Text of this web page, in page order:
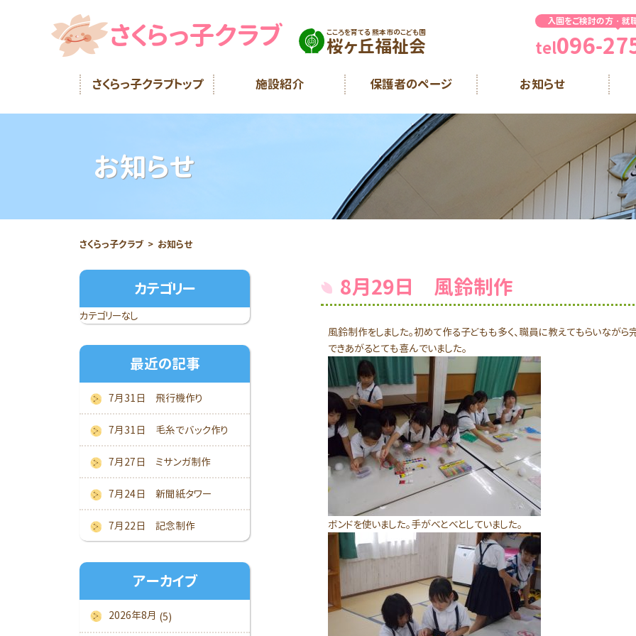
さくらっ子クラブ こころを育てる 熊本市のこども園
桜ヶ丘福祉会
入園をご検討の方・就
tel096-
さくらっ子クラブトップ 施設紹介 保護者のページ お知らせ
お知らせ
さくらっ子クラブ お知らせ
8月29日 風鈴制作
風鈴制作をしました。初めて作る子どもも多く、職員に教えてもらいながら
できあがるとても喜んでいました。
ボンドを使いました。手がべとべとしていました。
カテゴリー
カテゴリーなし
最近の記事
7月31日 飛行機作り
7月31日 毛糸でバック作り
7月27日 ミサンガ制作
7月24日 新聞紙タワー
7月22日 記念制作
アーカイブ
2026年8月 (5)